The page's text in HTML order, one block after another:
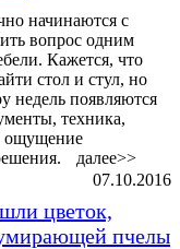
начинаются с
вопрос одним
Кажется, что
стол и стул, но
недель появляются
техника,
ощущение
далее>>
07.10.2016
цветок,
пчелы